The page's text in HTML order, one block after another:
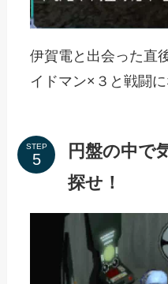
伊賀電と出会った直後
イドマン×３と戦闘に
STEP
円盤の中で
探せ！